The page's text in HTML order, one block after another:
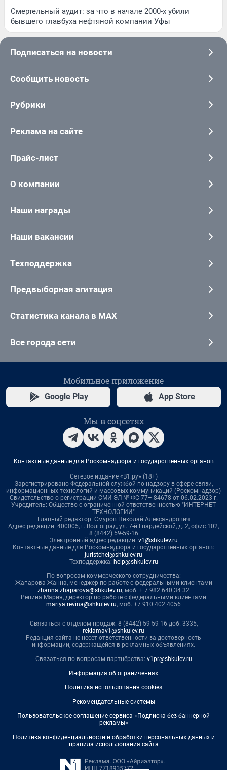
Смертельный аудит: за что в начале 2000-х убили
бывшего главбуха нефтяной компании Уфы
Подписаться на новости
Сообщить новость
Рубрики
Реклама на сайте
Прайс-лист
О компании
Наши награды
Наши вакансии
Техподдержка
Предвыборная агитация
Статистика канала в MAX
Все города сети
Мобильное приложение
Google Play App Store
Мы в соцсетях
Контактные данные для Роскомнадзора и государственных органов
Сетевое издание «В1.ру» (18+)
Зарегистрировано Федеральной службой по надзору в сфере связи,
информационных технологий и массовых коммуникаций (Роскомнадзор)
Свидетельство о регистрации СМИ ЭЛ № ФС 77– 84678 от 06.02.2023 г.
Учредитель: Общество с ограниченной ответственностью "ИНТЕРНЕТ
ТЕХНОЛОГИИ"
Главный редактор: Смуров Николай Александрович
Адрес редакции: 400005, г. Волгоград, ул. 7-й Гвардейской, д. 2, офис 102,
8 (8442) 59-59-16
Электронный адрес редакции: v1@shkulev.ru
Контактные данные для Роскомнадзора и государственных органов:
juristchel@shkulev.ru
Техподдержка: help@shkulev.ru
По вопросам коммерческого сотрудничества:
Жапарова Жанна, менеджер по работе с федеральными клиентами
zhanna.zhaparova@shkulev.ru, моб. + 7 982 640 34 32
Ревина Мария, директор по работе с федеральными клиентами
mariya.revina@shkulev.ru, моб. +7 910 402 4056
Связаться с отделом продаж: 8 (8442) 59-59-16 доб. 3335,
reklamav1@shkulev.ru
Редакция сайта не несет ответственности за достоверность
информации, содержащейся в рекламных объявлениях.
Связаться по вопросам партнёрства: v1pr@shkulev.ru
Информация об ограничениях
Политика использования cookies
Рекомендательные системы
Пользовательское соглашение сервиса «Подписка без баннерной
рекламы»
Политика конфиденциальности и обработки персональных данных и
правила использования сайта